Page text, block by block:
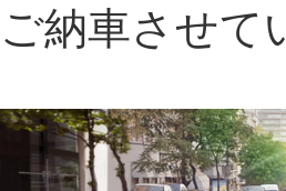
ご納車させて